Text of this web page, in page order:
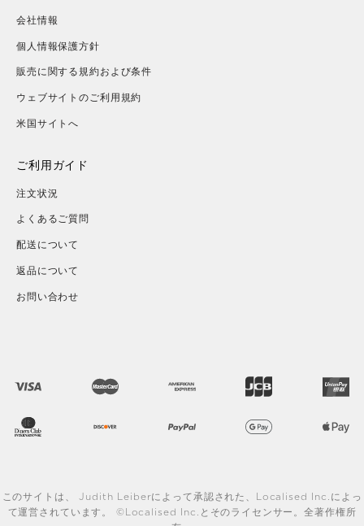
会社情報
個人情報保護方針
販売に関する規約および条件
ウェブサイトのご利用規約
米国サイトへ
ご利用ガイド
注文状況
よくあるご質問
配送について
返品について
お問い合わせ
このサイトは、 Judith Leiberによって承認された、Localised Inc.によっ
て運営されています。 ©Localised Inc.とそのライセンサー。全著作権所